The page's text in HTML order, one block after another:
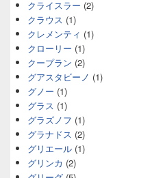
クライスラー (2)
クラウス (1)
クレメンティ (1)
クローリー (1)
クープラン (2)
グアスタビーノ (1)
グノー (1)
グラス (1)
グラズノフ (1)
グラナドス (2)
グリエール (1)
グリンカ (2)